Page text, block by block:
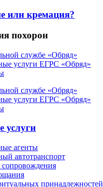
или кремация?
похорон
службе «Обряд»
услуги ЕГРС «Обряд»
службе «Обряд»
услуги ЕГРС «Обряд»
услуги
агенты
автотранспорт
принадлежностей